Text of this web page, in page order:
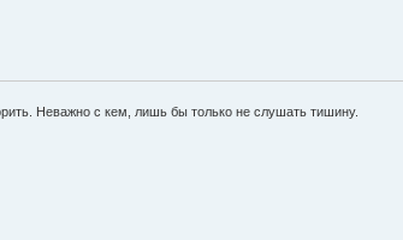
Неважно с кем, лишь бы только не слушать тишину.